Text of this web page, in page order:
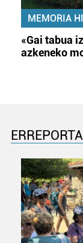
MEMORIA
«Gai tabua
azkeneko